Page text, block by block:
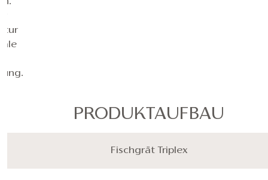
PRODUKTAUFBAU
Fischgrät Triplex